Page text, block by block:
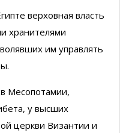
верховная власть
хранителями
им управлять
Месопотамии,
у высших
церкви Византии и